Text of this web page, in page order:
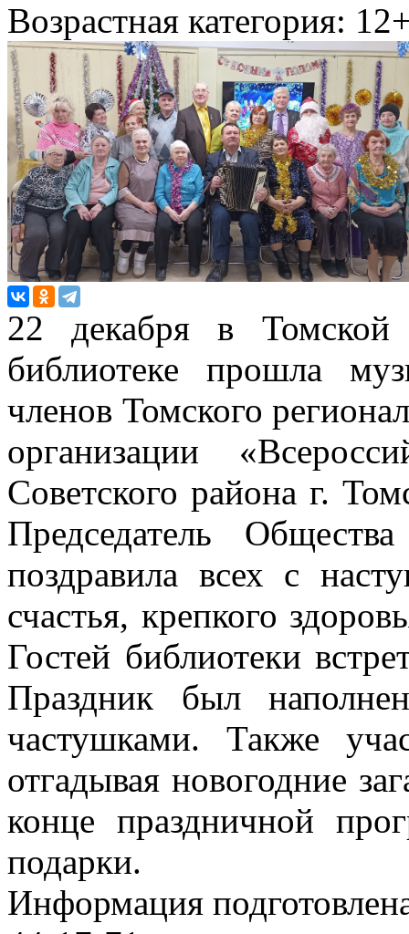
Возрастная категория:
22 декабря в Томской
библиотеке прошла
членов Томского
организации
Советского района г.
Председатель
поздравила всех с
счастья, крепкого
Гостей библиотеки
Праздник был
частушками. Также
отгадывая новогодние
конце праздничной
подарки.
Информация